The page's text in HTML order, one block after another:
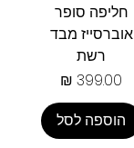
חליפה סופר
אוברסייז מבד
רשת
מחיר
הוספה לסל